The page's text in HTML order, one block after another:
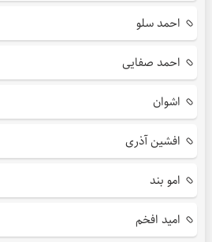
احمد سلو
احمد صفایی
اشوان
افشین آذری
امو بند
امید افخم